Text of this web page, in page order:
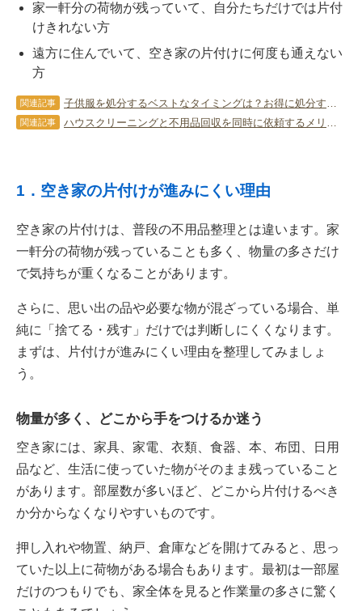
家一軒分の荷物が残っていて、自分たちだけでは片付
けきれない方
遠方に住んでいて、空き家の片付けに何度も通えない
方
関連記事 子供服を処分するベストなタイミングは？お得に処分する方法も紹介
関連記事 ハウスクリーニングと不用品回収を同時に依頼するメリットと注意点
1．空き家の片付けが進みにくい理由
空き家の片付けは、普段の不用品整理とは違います。家
一軒分の荷物が残っていることも多く、物量の多さだけ
で気持ちが重くなることがあります。
さらに、思い出の品や必要な物が混ざっている場合、単
純に「捨てる・残す」だけでは判断しにくくなります。
まずは、片付けが進みにくい理由を整理してみましょ
う。
物量が多く、どこから手をつけるか迷う
空き家には、家具、家電、衣類、食器、本、布団、日用
品など、生活に使っていた物がそのまま残っていること
があります。部屋数が多いほど、どこから片付けるべき
か分からなくなりやすいものです。
押し入れや物置、納戸、倉庫などを開けてみると、思っ
ていた以上に荷物がある場合もあります。最初は一部屋
だけのつもりでも、家全体を見ると作業量の多さに驚く